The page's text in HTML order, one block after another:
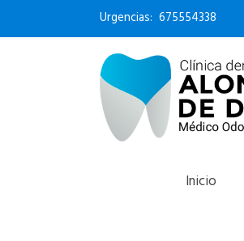
Urgencias: 675554338
Inicio